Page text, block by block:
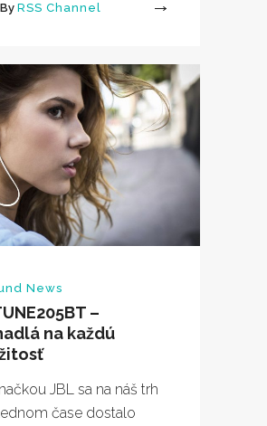
By RSS Channel
More
News
–
na každú
JBL sa na náš trh
čase dostalo